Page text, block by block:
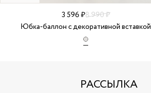
3 596 ₽8 990 ₽
Юбка-баллон с декоративной вставкой
РАССЫЛКА